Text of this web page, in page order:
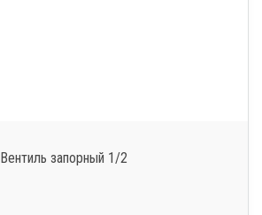
Вентиль запорный 1/2